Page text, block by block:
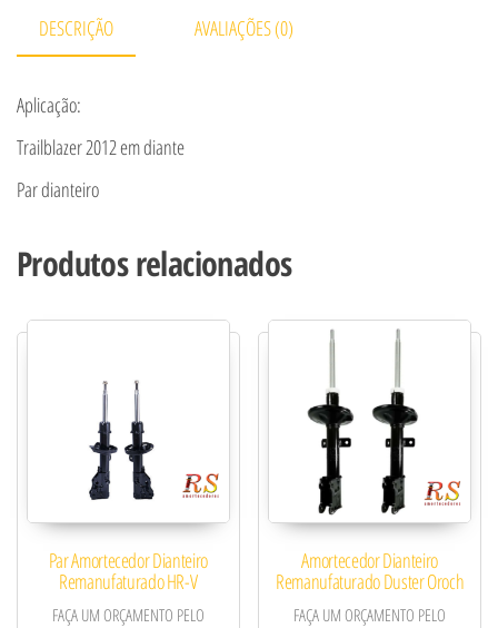
DESCRIÇÃO AVALIAÇÕES (0)
Aplicação:
Trailblazer 2012 em diante
Par dianteiro
Produtos relacionados
Par Amortecedor Dianteiro
Remanufaturado HR-V
FAÇA UM ORÇAMENTO PELO
Amortecedor Dianteiro
Remanufaturado Duster Oroch
FAÇA UM ORÇAMENTO PELO